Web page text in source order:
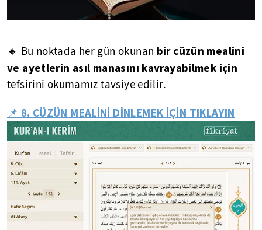
🔸 Bu noktada her gün okunan bir cüzün mealini
ve ayetlerin asıl manasını kavrayabilmek için
tefsirini okumamız tavsiye edilir.
📌 8. CÜZÜN MEALİNİ DİNLEMEK İÇİN TIKLAYIN